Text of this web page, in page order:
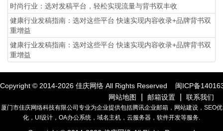
时尚行业：选对发稿平台，轻松实现流量与背书双丰收
健康行业发稿指南：选对这些平台 快速实现内容收录+品牌背书双
重增益
健康行业发稿指南：选对这些平台 快速实现内容收录+品牌背书双
重增益
Copyright © 2014-2026 佳庆网络 All Rights Reserved 闽ICP备
网站地图
邮箱设置 联系我们
厦门市佳庆网络科技有限公司专业为企业提供包括腾讯企业邮箱，网站建设，SEO优
化，UI设计，OA办公系统，域名主机，云服务器，软件开发等服务.